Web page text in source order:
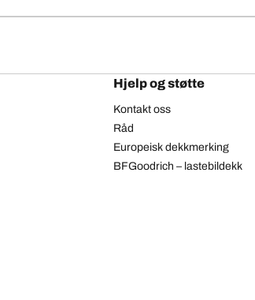
Hjelp og støtte
Kontakt oss
Råd
Europeisk dekkmerking
BFGoodrich – lastebildekk